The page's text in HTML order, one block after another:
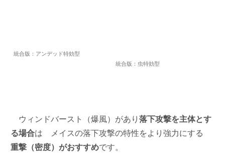
統合版：アンデッド特効型
統合版：虫特効型
ウィンドバースト（爆風）があり 落下攻撃を主体とす
る場合は
メイスの落下攻撃の特性をより強力にする
重撃（密度）がおすすめです。